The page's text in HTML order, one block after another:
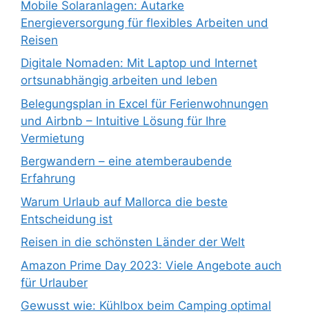
Mobile Solaranlagen: Autarke
Energieversorgung für flexibles Arbeiten und
Reisen
Digitale Nomaden: Mit Laptop und Internet
ortsunabhängig arbeiten und leben
Belegungsplan in Excel für Ferienwohnungen
und Airbnb – Intuitive Lösung für Ihre
Vermietung
Bergwandern – eine atemberaubende
Erfahrung
Warum Urlaub auf Mallorca die beste
Entscheidung ist
Reisen in die schönsten Länder der Welt
Amazon Prime Day 2023: Viele Angebote auch
für Urlauber
Gewusst wie: Kühlbox beim Camping optimal